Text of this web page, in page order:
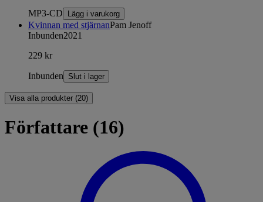
MP3-CD Lägg i varukorg
Kvinnan med stjärnanPam Jenoff
Inbunden2021
229 kr
Inbunden Slut i lager
Visa alla produkter (20)
Författare (16)